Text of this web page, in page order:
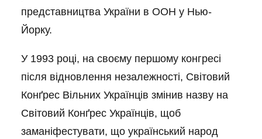
представництва України в ООН у Нью-
Йорку.
У 1993 році, на своєму першому конгресі
після відновлення незалежності, Світовий
Конґрес Вільних Українців змінив назву на
Світовий Конґрес Українців, щоб
заманіфестувати, що український народ